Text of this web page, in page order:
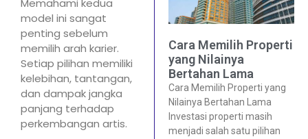
Memahami kedua
model ini sangat
penting sebelum
memilih arah karier.
Setiap pilihan memiliki
kelebihan, tantangan,
dan dampak jangka
panjang terhadap
perkembangan artis.
Cara Memilih Properti
yang Nilainya
Bertahan Lama
Cara Memilih Properti yang
Nilainya Bertahan Lama
Investasi properti masih
menjadi salah satu pilihan